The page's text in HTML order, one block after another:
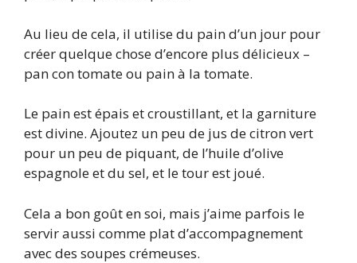
Au lieu de cela, il utilise du pain d’un jour pour
créer quelque chose d’encore plus délicieux –
pan con tomate ou pain à la tomate.
Le pain est épais et croustillant, et la garniture
est divine. Ajoutez un peu de jus de citron vert
pour un peu de piquant, de l’huile d’olive
espagnole et du sel, et le tour est joué.
Cela a bon goût en soi, mais j’aime parfois le
servir aussi comme plat d’accompagnement
avec des soupes crémeuses.